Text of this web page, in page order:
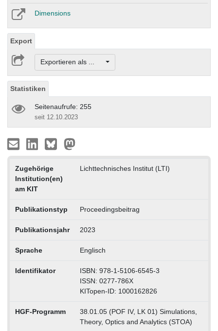
Dimensions
Export
Exportieren als ...
Statistiken
Seitenaufrufe: 255
seit 12.10.2023
Zugehörige
Institution(en)
am KIT
Lichttechnisches Institut (LTI)
Publikationstyp Proceedingsbeitrag
Publikationsjahr 2023
Sprache Englisch
Identifikator
ISBN: 978-1-5106-6545-3
ISSN: 0277-786X
KITopen-ID: 1000162826
HGF-Programm
38.01.05 (POF IV, LK 01) Simulations,
Theory, Optics and Analytics (STOA)